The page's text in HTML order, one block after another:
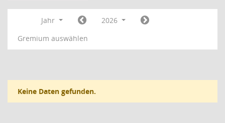
Jahr
2026
Gremium auswählen
Keine Daten gefunden.